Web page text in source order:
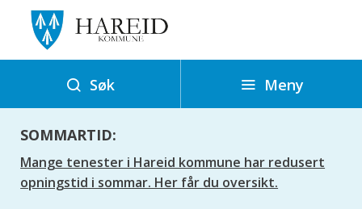
r
i
k
o
Søk Meny
SOMMARTID:
Mange tenester i Hareid kommune har redusert
opningstid i sommar. Her får du oversikt.